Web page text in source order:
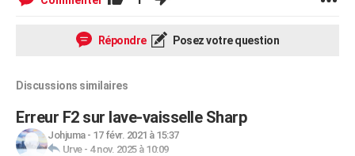
Répondre Posez votre question
Discussions similaires
Erreur F2 sur lave-vaisselle Sharp
Johjuma- 17 févr. 2021 à 15:37
Urve- 4 nov. 2025 à 10:09